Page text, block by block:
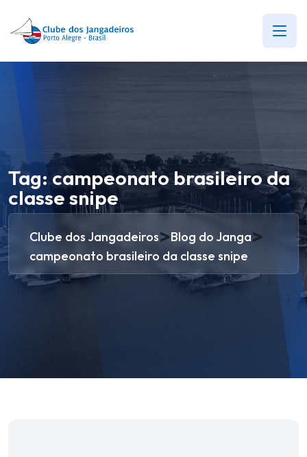
Tag:campeonato brasileiro da
classe snipe
Clube dos Jangadeiros>Blog do Janga>
campeonato brasileiro da classe snipe